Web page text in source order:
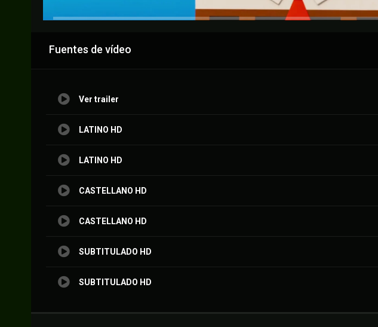
Fuentes de vídeo
Ver trailer
LATINO HD
LATINO HD
CASTELLANO HD
CASTELLANO HD
SUBTITULADO HD
SUBTITULADO HD